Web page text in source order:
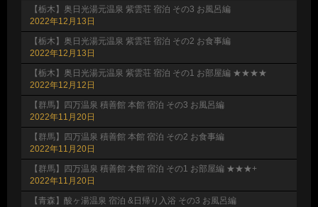
【栃木】奥日光湯元温泉 紫雲荘 宿泊 その3 お風呂編
2022年12月13日
【栃木】奥日光湯元温泉 紫雲荘 宿泊 その2 お食事編
2022年12月13日
【栃木】奥日光湯元温泉 紫雲荘 宿泊 その1 お部屋編 ★★★★
2022年12月12日
【群馬】四万温泉 積善館 本館 宿泊 その3 お風呂編
2022年11月20日
【群馬】四万温泉 積善館 本館 宿泊 その2 お食事編
2022年11月20日
【群馬】四万温泉 積善館 本館 宿泊 その1 お部屋編 ★★★+
2022年11月20日
【青森】酸ヶ湯温泉 宿泊 &日帰り入浴 その3 お風呂編